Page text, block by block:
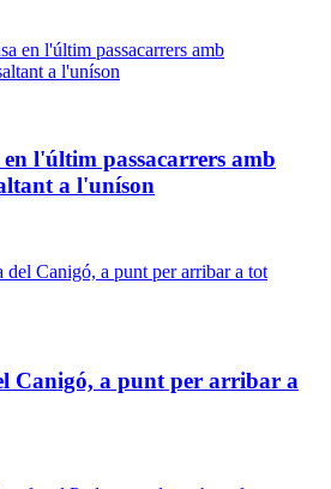
l'últim passacarrers amb
a l'uníson
Canigó, a punt per arribar a